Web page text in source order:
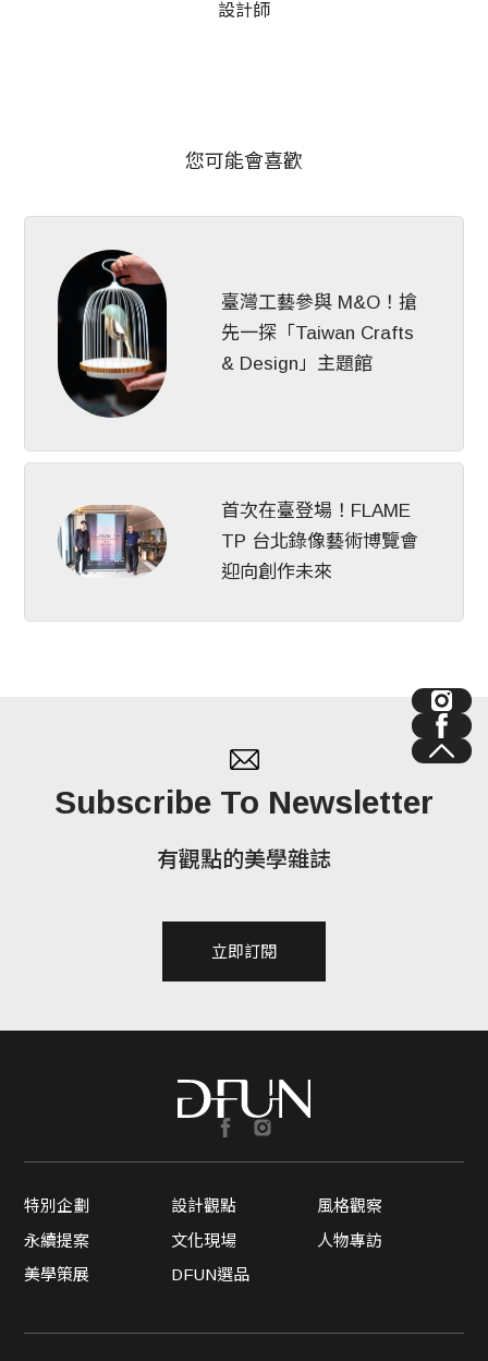
設計師
您可能會喜歡
臺灣工藝參與 M&O！搶
先一探「Taiwan Crafts
& Design」主題館
首次在臺登場！FLAME
TP 台北錄像藝術博覽會
迎向創作未來
Subscribe To Newsletter
有觀點的美學雜誌
立即訂閱
特別企劃 設計觀點
風格觀察
永續提案
文化現場
人物專訪
美學策展
DFUN選品